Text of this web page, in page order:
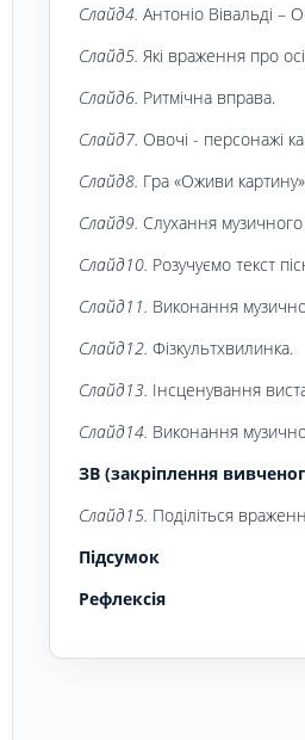
Слайд4. Антоніо Вівальді –
Слайд5. Які враження про
Слайд6. Ритмічна вправа.
Слайд7. Овочі - персонажі
Слайд8. Гра «Оживи
Слайд9. Слухання
Слайд10. Розучуємо текст
Слайд11. Виконання
Слайд12. Фізкультхвилинка.
Слайд13. Інсценування
Слайд14. Виконання
ЗВ (закріплення
Слайд15. Поділіться
Підсумок
Рефлексія